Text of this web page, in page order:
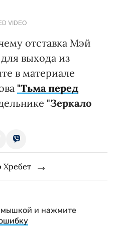
VIDEO
отставка Мэй
выхода из
в материале
"Тьма перед
"Зеркало
Хребет
мышкой и нажмите